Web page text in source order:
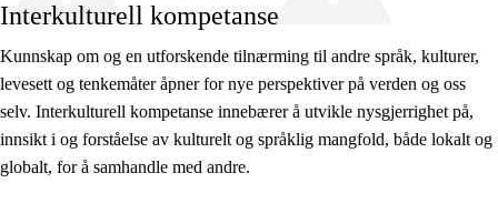
Interkulturell kompetanse
Kunnskap om og en utforskende tilnærming til andre språk, kulturer,
levesett og tenkemåter åpner for nye perspektiver på verden og oss
selv. Interkulturell kompetanse innebærer å utvikle nysgjerrighet på,
innsikt i og forståelse av kulturelt og språklig mangfold, både lokalt og
globalt, for å samhandle med andre.